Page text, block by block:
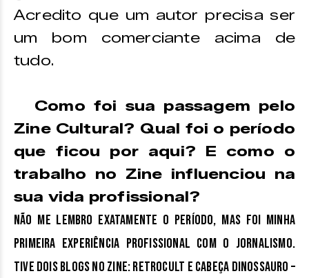
Acredito que um autor precisa ser
um bom comerciante acima de
tudo.
Como foi sua passagem pelo
Zine Cultural? Qual foi o período
que ficou por aqui? E como o
trabalho no Zine influenciou na
sua vida profissional?
Não me lembro exatamente o período, mas foi minha
primeira experiência profissional com o jornalismo.
Tive dois blogs no Zine: Retrocult e Cabeça Dinossauro –